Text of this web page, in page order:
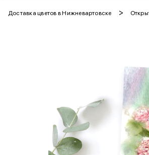
Доставка цветов в Нижневартовске >